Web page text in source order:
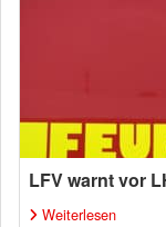
LFV warnt vor
Weiterlesen